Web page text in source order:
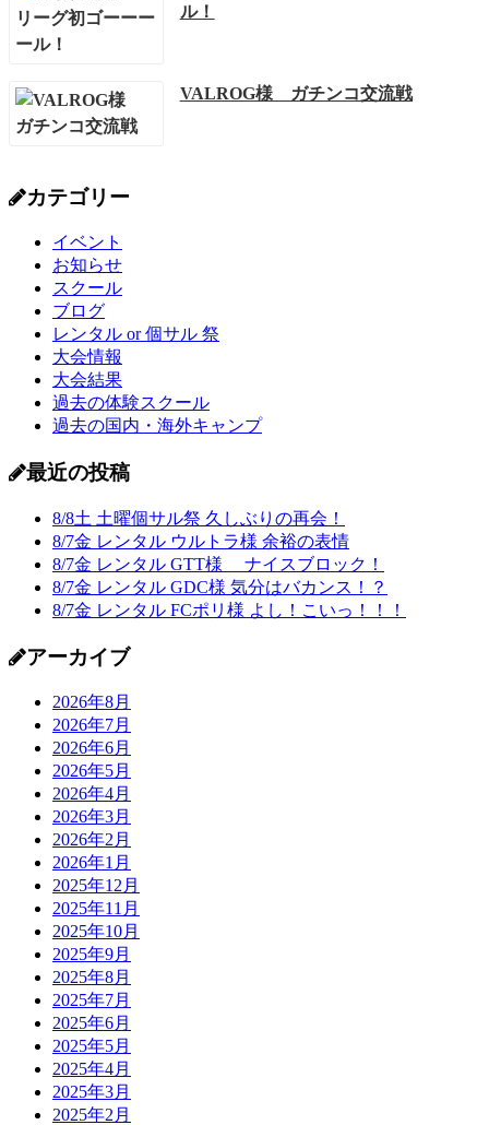
ル！
VALROG様 ガチンコ交流戦
カテゴリー
イベント
お知らせ
スクール
ブログ
レンタル or 個サル 祭
大会情報
大会結果
過去の体験スクール
過去の国内・海外キャンプ
最近の投稿
8/8土 土曜個サル祭 久しぶりの再会！
8/7金 レンタル ウルトラ様 余裕の表情
8/7金 レンタル GTT様 ナイスブロック！
8/7金 レンタル GDC様 気分はバカンス！？
8/7金 レンタル FCポリ様 よし！こいっ！！！
アーカイブ
2026年8月
2026年7月
2026年6月
2026年5月
2026年4月
2026年3月
2026年2月
2026年1月
2025年12月
2025年11月
2025年10月
2025年9月
2025年8月
2025年7月
2025年6月
2025年5月
2025年4月
2025年3月
2025年2月